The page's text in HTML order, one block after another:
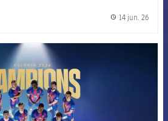
14 jun. 26
FCB Barcelona badge